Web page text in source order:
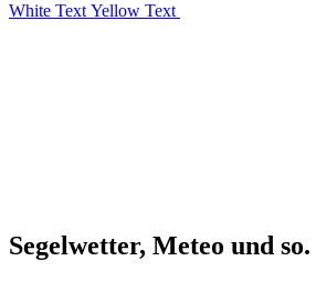
White Text Yellow Text
Segelwetter, Meteo und so.